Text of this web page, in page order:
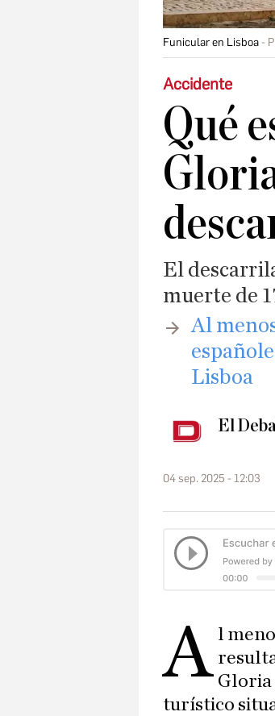
Funicular en Lisboa
Accidente
Qué
El
muerte de
​Al
Lisboa
El
04 sep. 2025 - 12:03
A l
Gloria
turístico